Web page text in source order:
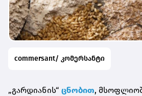
commersant/ კომერსანტი
„გარდიანის“ ცნობით,